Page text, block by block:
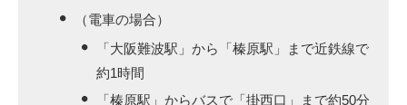
（電車の場合）
「大阪難波駅」から「榛原駅」まで近鉄線で
約1時間
「榛原駅」からバスで「掛西口」まで約50分